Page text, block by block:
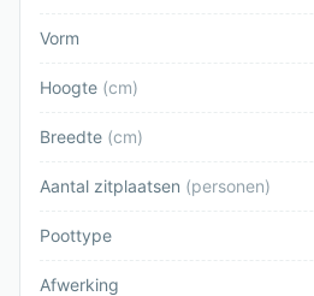
Vorm
Hoogte (cm)
Breedte (cm)
Aantal zitplaatsen (personen)
Poottype
Afwerking